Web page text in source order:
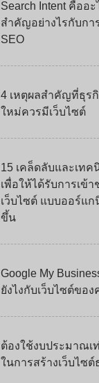
Search Intent คืออะ
สำคัญอย่างไรกับกา
SEO
4 เหตุผลสำคัญที่ธุร
ใหม่ควรมีเว็บไซต์
15 เคล็ดลับและเทค
เพื่อให้ได้รับการเข้า
เว็บไซต์ แบบออร์แ
ขึ้น
Google My
ยังไงกับเว็บไซต์ขอ
ต้องใช้งบประมาณเ
ในการสร้างเว็บไซต์